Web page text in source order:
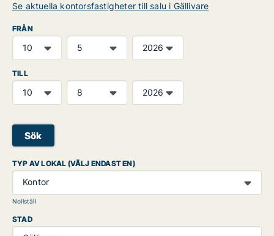
Se aktuella kontorsfastigheter till salu i Gällivare
FRÅN
TILL
Sök
TYP AV LOKAL (VÄLJ ENDAST EN)
Kontor
Nollställ
STAD